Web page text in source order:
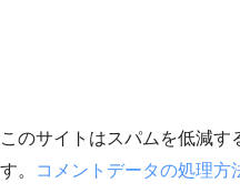
このサイトはスパムを低減す
す。
コメントデータの処理方